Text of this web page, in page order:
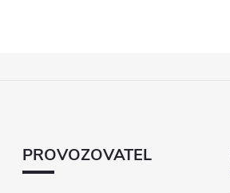
PROVOZOVATEL